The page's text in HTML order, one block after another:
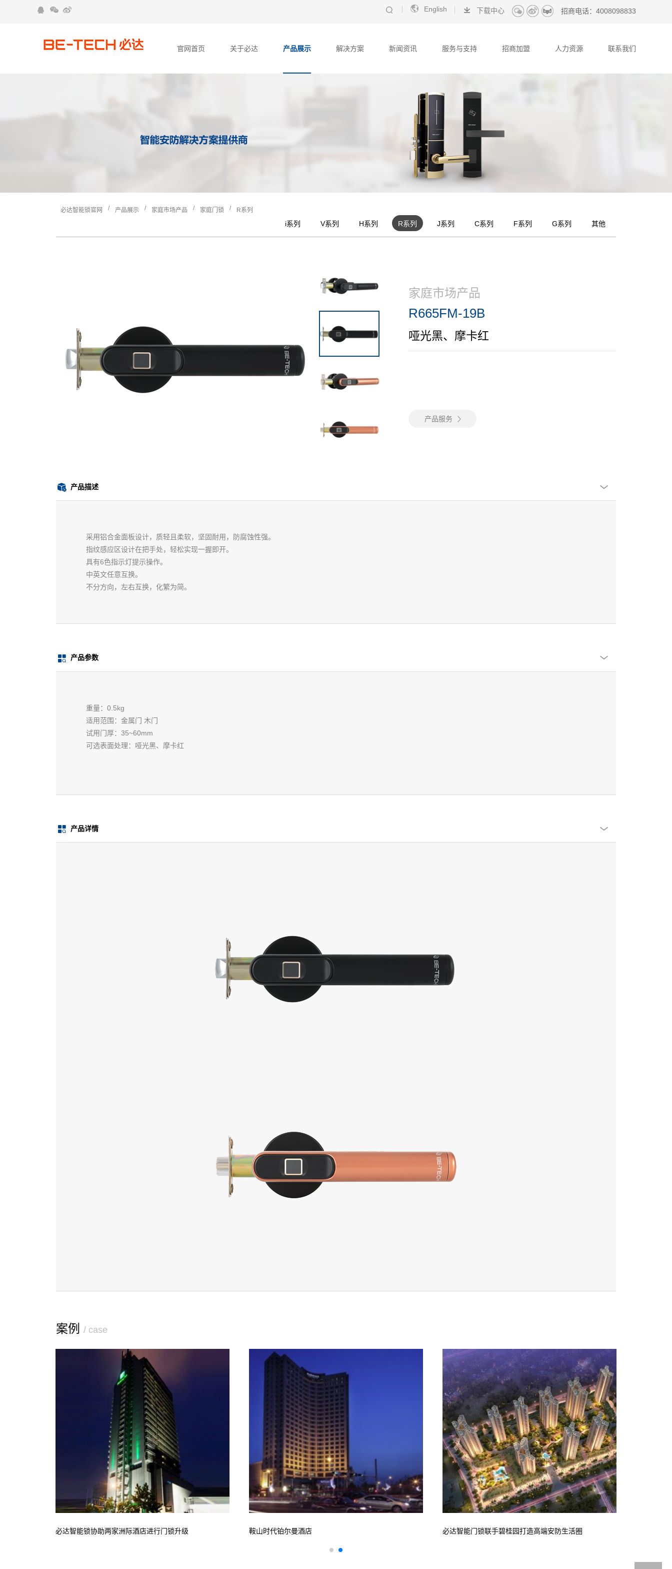
招商电话： 4008098833
English 下载中心
官网首页 关于必达 产品展示 解决方案 新闻资讯 服务与支持 招商加盟 人力资源 联系我们
必达智能锁官网 / 产品展示 / 家庭市场产品 / 家庭门锁 / R系列
i系列 V系列 H系列 R系列 J系列 C系列 F系列 G系列 其他
家庭市场产品
R665FM-19B
哑光黑、摩卡红
产品服务
产品描述
采用铝合金面板设计，质轻且柔软，坚固耐用，防腐蚀性强。
指纹感应区设计在把手处，轻松实现一握即开。
具有6色指示灯提示操作。
中英文任意互换。
不分方向，左右互换，化繁为简。
产品参数
重量：0.5kg
适用范围：金属门 木门
试用门厚：35~60mm
可选表面处理：哑光黑、摩卡红
产品详情
案例 / case
必达智能锁协助两家洲际酒店进行门锁升级 鞍山时代铂尔曼酒店 必达智能门锁联手碧桂园打造高端安防生活圈